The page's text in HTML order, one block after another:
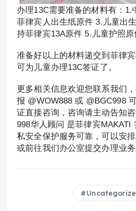
办理13C需要准备的材料有：1.
菲律宾人出生纸原件 3.儿童出
持菲律宾13A原件 5.儿童护照原
准备好以上的材料递交到菲律
可为儿童办理13C签证了。
更多相关信息欢迎您联系我们
报 @WOW888 或 @BGC998
证直接咨询，咨询请主动告知
998华人顾问 是菲律宾MAKATI
私安全保护服务可靠，可以安
或前往我们办公室提交办理业务